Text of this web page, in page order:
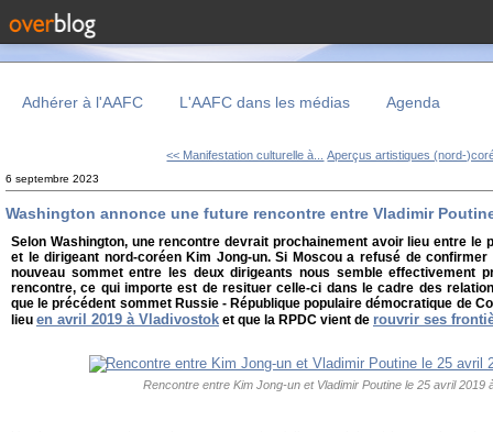
Adhérer à l'AAFC L'AAFC dans les médias Agenda
<< Manifestation culturelle à... Aperçus artistiques (nord-
6 septembre 2023
Washington annonce une future rencontre entre Vladimir
Selon Washington, une rencontre devrait prochainement avoir lieu entre le
et le dirigeant nord-coréen Kim Jong-un. Si Moscou a refusé de
nouveau sommet entre les deux dirigeants nous semble effectivement
rencontre, ce qui importe est de resituer celle-ci dans le cadre des
que le précédent sommet Russie - République populaire démocratique de
lieu en avril 2019 à Vladivostok et que la RPDC vient de rouvrir ses
Rencontre entre Kim Jong-un et Vladimir Poutine le 25 avril 2019